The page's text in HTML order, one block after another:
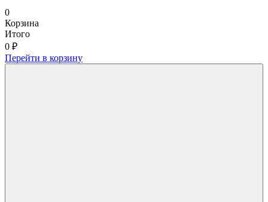
0
Корзина
Итого
0 ₽
Перейти в корзину